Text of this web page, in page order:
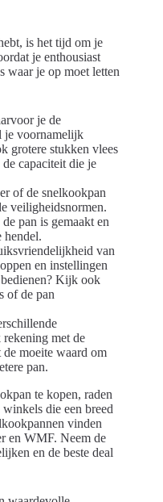
is het tijd om je
je enthousiast
waar je op moet letten
je de
je voornamelijk
grotere stukken vlees
capaciteit die je
of de snelkookpan
veiligheidsnormen.
pan is gemaakt en
hendel.
van
en instellingen
Kijk ook
of de pan
met de
moeite waard om
pan.
te kopen, raden
die een breed
vinden
en WMF. Neem de
en de beste deal